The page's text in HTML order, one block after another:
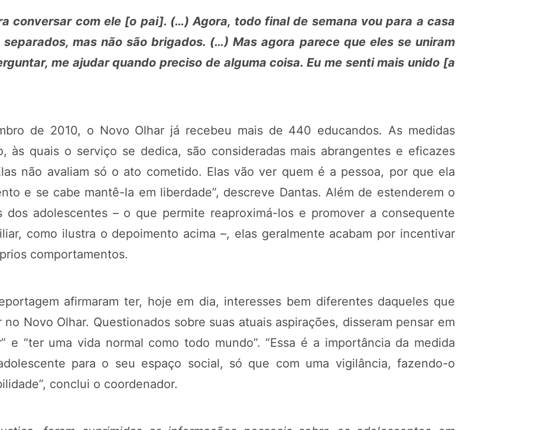
conversar com ele [o pai]. (…) Agora, todo final de semana vou para a casa
mas não são brigados. (…) Mas agora parece que eles se uniram
me ajudar quando preciso de alguma coisa. Eu me senti mais unido [a
de 2010, o Novo Olhar já recebeu mais de 440 educandos. As medidas
às quais o serviço se dedica, são consideradas mais abrangentes e eficazes
não avaliam só o ato cometido. Elas vão ver quem é a pessoa, por que ela
e se cabe mantê-la em liberdade”, descreve Dantas. Além de estenderem o
dos adolescentes – o que permite reaproximá-los e promover a consequente
como ilustra o depoimento acima –, elas geralmente acabam por incentivar
comportamentos.
afirmaram ter, hoje em dia, interesses bem diferentes daqueles que
Novo Olhar. Questionados sobre suas atuais aspirações, disseram pensar em
e “ter uma vida normal como todo mundo”. “Essa é a importância da medida
para o seu espaço social, só que com uma vigilância, fazendo-o
conclui o coordenador.